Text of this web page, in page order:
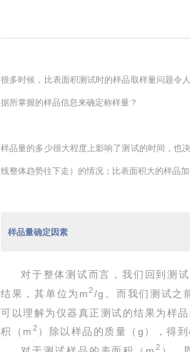
很多时候，比表面积测试时的样品取样量问题令
据所掌握的样品信息来确定称样量？
样品量的多少很大程度上影响了测试的时间，也
线整体趋势往下走）的情况；比表面积大的样品
样品量确定因素
对于整体测试而言，我们回到测
结果，其单位为m2/g。而我们测试之
可以理解为仪器真正测试的结果为样
积（m 2 ）除以样品的质量（g），得
2